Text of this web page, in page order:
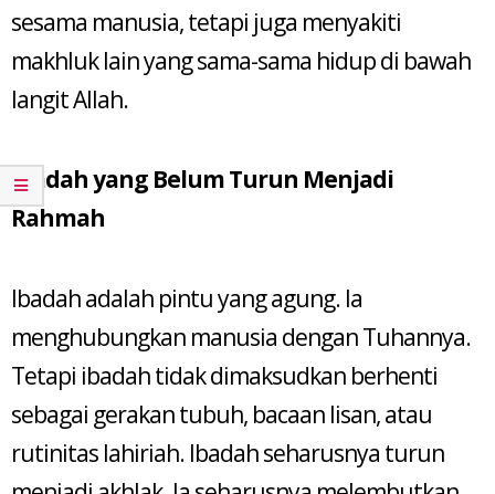
sesama manusia, tetapi juga menyakiti
makhluk lain yang sama-sama hidup di bawah
langit Allah.
Ibadah yang Belum Turun Menjadi
Rahmah
Ibadah adalah pintu yang agung. Ia
menghubungkan manusia dengan Tuhannya.
Tetapi ibadah tidak dimaksudkan berhenti
sebagai gerakan tubuh, bacaan lisan, atau
rutinitas lahiriah. Ibadah seharusnya turun